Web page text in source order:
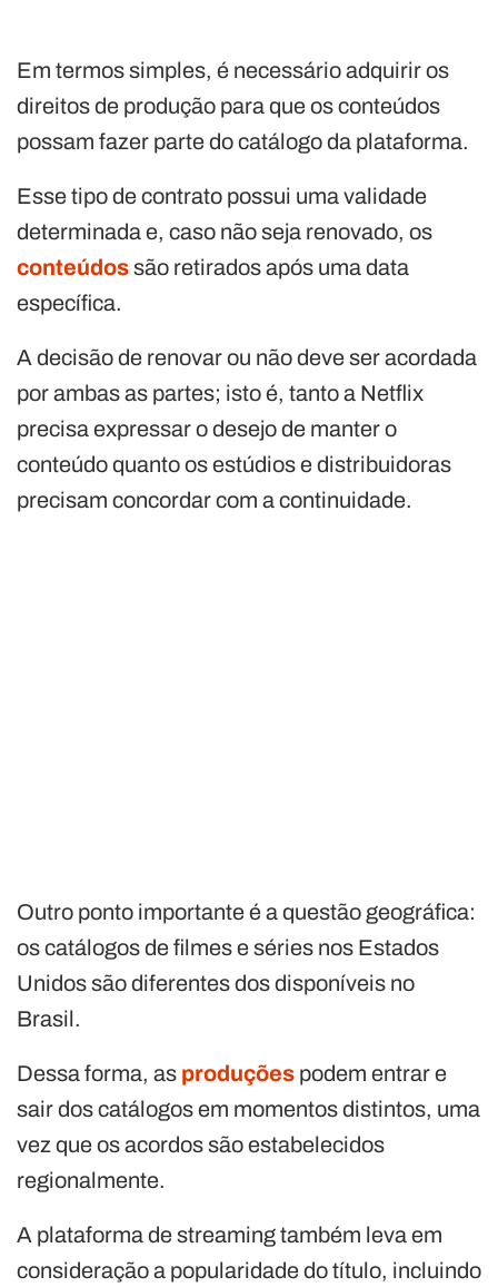
Em termos simples, é necessário adquirir os
direitos de produção para que os conteúdos
possam fazer parte do catálogo da plataforma.
Esse tipo de contrato possui uma validade
determinada e, caso não seja renovado, os
conteúdossão retirados após uma data
específica.
A decisão de renovar ou não deve ser acordada
por ambas as partes; isto é, tanto a Netflix
precisa expressar o desejo de manter o
conteúdo quanto os estúdios e distribuidoras
precisam concordar com a continuidade.
Outro ponto importante é a questão geográfica:
os catálogos de filmes e séries nos Estados
Unidos são diferentes dos disponíveis no
Brasil.
Dessa forma, as produções podem entrar e
sair dos catálogos em momentos distintos, uma
vez que os acordos são estabelecidos
regionalmente.
A plataforma de streaming também leva em
consideração a popularidade do título, incluindo